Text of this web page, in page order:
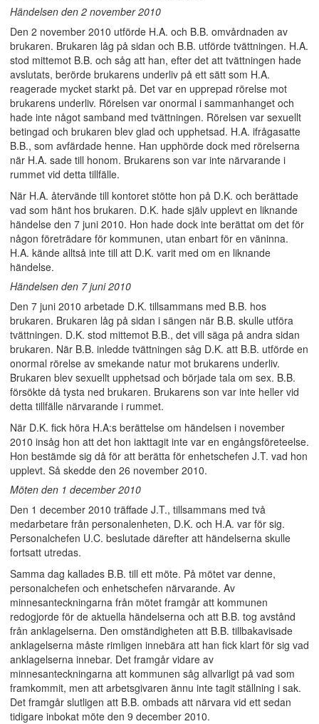
Händelsen den 2 november 2010
Den 2 november 2010 utförde H.A. och B.B. omvårdnaden av
brukaren. Brukaren låg på sidan och B.B. utförde tvättningen. H.A.
stod mittemot B.B. och såg att han, efter det att tvättningen hade
avslutats, berörde brukarens underliv på ett sätt som H.A.
reagerade mycket starkt på. Det var en upprepad rörelse mot
brukarens underliv. Rörelsen var onormal i sammanhanget och
hade inte något samband med tvättningen. Rörelsen var sexuellt
betingad och brukaren blev glad och upphetsad. H.A. ifrågasatte
B.B., som avfärdade henne. Han upphörde dock med rörelserna
när H.A. sade till honom. Brukarens son var inte närvarande i
rummet vid detta tillfälle.
När H.A. återvände till kontoret stötte hon på D.K. och berättade
vad som hänt hos brukaren. D.K. hade själv upplevt en liknande
händelse den 7 juni 2010. Hon hade dock inte berättat om det för
någon företrädare för kommunen, utan enbart för en väninna.
H.A. kände alltså inte till att D.K. varit med om en liknande
händelse.
Händelsen den 7 juni 2010
Den 7 juni 2010 arbetade D.K. tillsammans med B.B. hos
brukaren. Brukaren låg på sidan i sängen när B.B. skulle utföra
tvättningen. D.K. stod mittemot B.B., det vill säga på andra sidan
brukaren. När B.B. inledde tvättningen såg D.K. att B.B. utförde en
onormal rörelse av smekande natur mot brukarens underliv.
Brukaren blev sexuellt upphetsad och började tala om sex. B.B.
försökte då tysta ned brukaren. Brukarens son var inte heller vid
detta tillfälle närvarande i rummet.
När D.K. fick höra H.A:s berättelse om händelsen i november
2010 insåg hon att det hon iakttagit inte var en engångsföreteelse.
Hon bestämde sig då för att berätta för enhetschefen J.T. vad hon
upplevt. Så skedde den 26 november 2010.
Möten den 1 december 2010
Den 1 december 2010 träffade J.T., tillsammans med två
medarbetare från personalenheten, D.K. och H.A. var för sig.
Personalchefen U.C. beslutade därefter att händelserna skulle
fortsatt utredas.
Samma dag kallades B.B. till ett möte. På mötet var denne,
personalchefen och enhetschefen närvarande. Av
minnesanteckningarna från mötet framgår att kommunen
redogjorde för de aktuella händelserna och att B.B. tog avstånd
från anklagelserna. Den omständigheten att B.B. tillbakavisade
anklagelserna måste rimligen innebära att han fick klart för sig vad
anklagelserna innebar. Det framgår vidare av
minnesanteckningarna att kommunen såg allvarligt på vad som
framkommit, men att arbetsgivaren ännu inte tagit ställning i sak.
Det framgår slutligen att B.B. ombads att närvara vid ett sedan
tidigare inbokat möte den 9 december 2010.